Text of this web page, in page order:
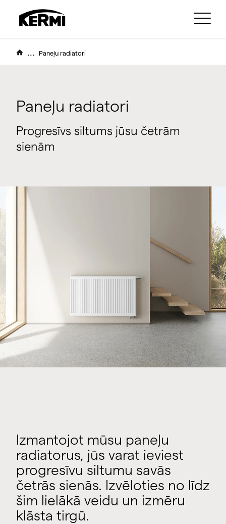
... Paneļu radiatori
Paneļu radiatori
Progresīvs siltums jūsu četrām
sienām
Izmantojot mūsu paneļu
radiatorus, jūs varat ieviest
progresīvu siltumu savās
četrās sienās. Izvēloties no līdz
šim lielākā veidu un izmēru
klāsta tirgū.